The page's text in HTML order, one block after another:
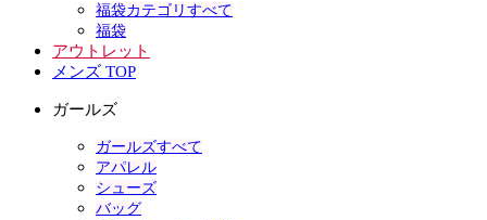
福袋カテゴリすべて
福袋
アウトレット
メンズ TOP
ガールズ
ガールズすべて
アパレル
シューズ
バッグ